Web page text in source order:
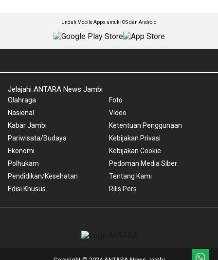
Unduh Mobile Apps untuk iOS dan Android
Jelajahi ANTARA News Jambi
Olahraga
Nasional
Kabar Jambi
Pariwisata/Budaya
Ekonomi
Polhukam
Pendidikan/Kesehatan
Edisi Khusus
Foto
Video
Ketentuan Penggunaan
Kebijakan Privasi
Kebijakan Cookie
Pedoman Media Siber
Tentang Kami
Rilis Pers